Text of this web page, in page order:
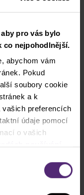
pro vás bylo
co nejpohodlnější.
abychom vám
Pokud
soubory cookie
a k
preferencích
údaje pomocí
o vašich
s třetími
partnery. To
Market Shot,
a články...
Odebírat